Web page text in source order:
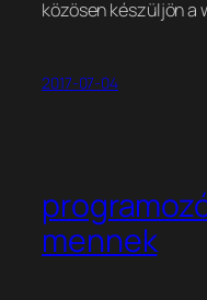
közösen készüljön
2017-07-04
mennek